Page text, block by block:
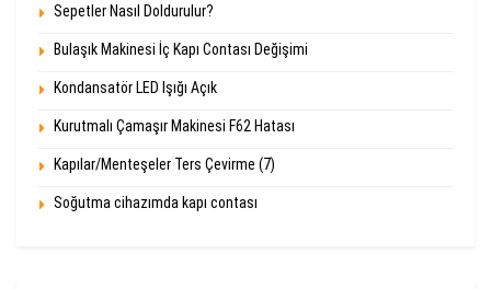
Sepetler Nasıl Doldurulur?
Bulaşık Makinesi İç Kapı Contası Değişimi
Kondansatör LED Işığı Açık
Kurutmalı Çamaşır Makinesi F62 Hatası
Kapılar/Menteşeler Ters Çevirme (7)
Soğutma cihazımda kapı contası